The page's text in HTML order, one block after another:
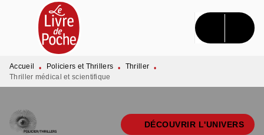
MENU RECHERCHE CONTENU
PIED DE PAGE
Accueil • Policiers et Thrillers • Thriller •
Thriller médical et scientifique
DÉCOUVRIR L'UNIVERS